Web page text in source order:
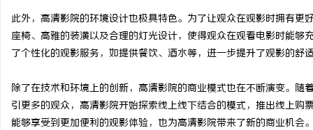
此外，高清影院的环境设计也极具特色。为了让观众在观影时拥有
座椅、高雅的装潢以及合理的灯光设计，使得观众在观看电影时能
了个性化的观影服务，如提供餐饮、酒水等，进一步提升了观影的舒
除了在技术和环境上的创新，高清影院的商业模式也在不断演变。
引更多的观众，高清影院开始探索线上线下结合的模式，推出线上
能够享受到更加便利的观影体验，也为高清影院带来了新的商业机会